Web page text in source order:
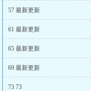
57 最新更新
61 最新更新
65 最新更新
69 最新更新
73 73